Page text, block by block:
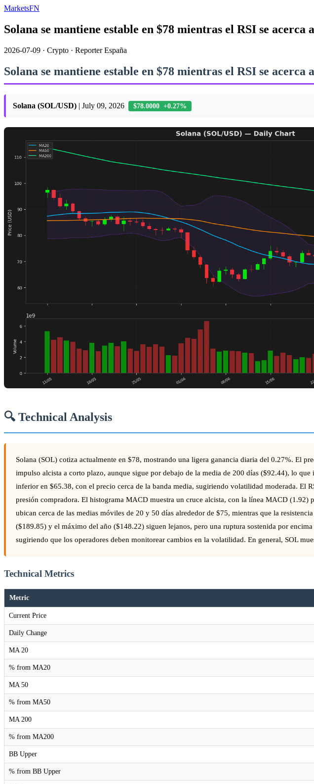
MarketsFN
Solana se mantiene estable en $78 mientras el RSI se acerca
2026-07-09 · Crypto · Reporter España
Solana se mantiene estable en $78 mientras el RSI se acerca
Solana (SOL/USD) | July 09, 2026 $78.0000 +0.27%
🔍 Technical Analysis
Solana (SOL) cotiza actualmente en $78, mostrando una ligera ganancia diaria del 0.27%. El
impulso alcista a corto plazo, aunque sigue por debajo de la media de 200 días ($92.44), lo
inferior en $65.38, con el precio cerca de la banda media, sugiriendo volatilidad moderada. El
presión compradora. El histograma MACD muestra un cruce alcista, con la línea MACD (1.92)
ubican cerca de las medias móviles de 20 y 50 días alrededor de $75, mientras que la
($189.85) y el máximo del año ($148.22) siguen lejanos, pero una ruptura sostenida por
sugiriendo que los operadores deben monitorear cambios en la volatilidad. En general, SOL
Technical Metrics
Metric
Current Price
Daily Change
MA 20
% from MA20
MA 50
% from MA50
MA 200
% from MA200
BB Upper
% from BB Upper